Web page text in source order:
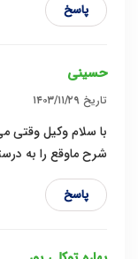
پاسخ
حسینی
تاریخ ۱۴۰۳/۱۱/۲۹
با سلام وکیل وقتی
شرح ماوقع را به
پاسخ